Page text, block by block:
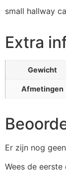
small hallway
Extra
Gewicht
Afmetingen
Er zijn nog
Wees de eerste